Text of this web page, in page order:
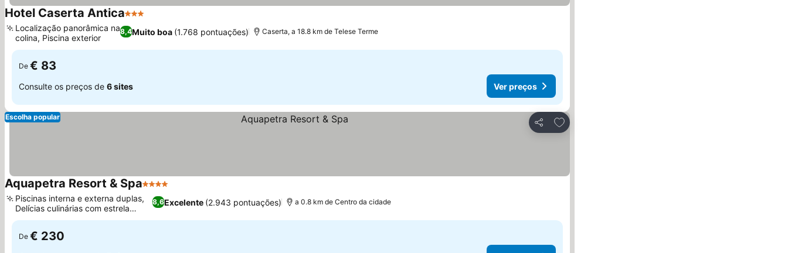
Hotel Caserta Antica3 Estrelas
8,4Muito boa (1.768 pontuações)
Localização panorâmica na
colina, Piscina exterior
Caserta, a 18.8 km de Telese Terme
De € 83
Consulte os preços de 6 sites Ver preços
Partilhar
Adicionar aos favoritos
Escolha popular
Aquapetra Resort & Spa4 Estrelas
8,6Excelente (2.943 pontuações)
Piscinas interna e externa duplas,
Delícias culinárias com estrela
Michelin
a 0.8 km de Centro da cidade
De € 230